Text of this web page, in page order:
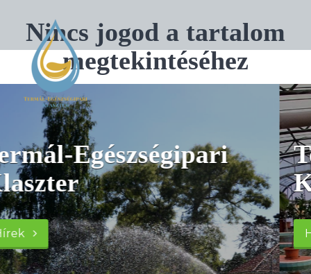
Nincs jogod a tartalom
megtekintéséhez
Termál-
Klaszter
Hírek